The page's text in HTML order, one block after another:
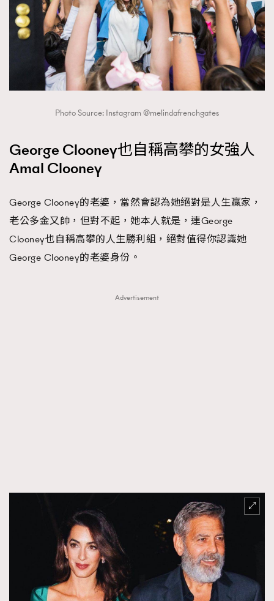
Photo Source: Instagram @melindafrenchgates
George Clooney也自稱高攀的女強人
Amal Clooney
George Clooney的老婆，當然會認為她絕對是人生贏家，
老公多金又帥，但對不起，她本人就是，連George
Clooney也自稱高攀的人生勝利組，絕對值得你認識她
George Clooney的老婆身份。
Advertisement